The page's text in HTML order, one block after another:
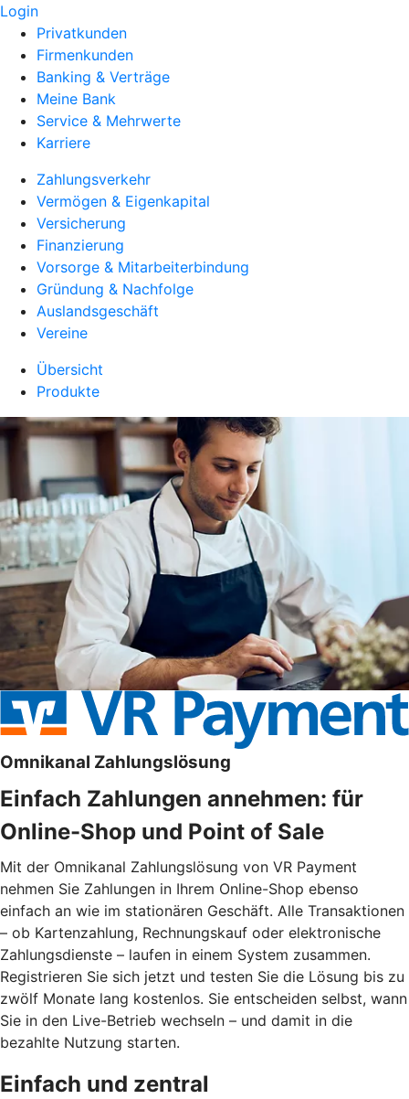
Login
Privatkunden
Firmenkunden
Banking & Verträge
Meine Bank
Service & Mehrwerte
Karriere
Zahlungsverkehr
Vermögen & Eigenkapital
Versicherung
Finanzierung
Vorsorge & Mitarbeiterbindung
Gründung & Nachfolge
Auslandsgeschäft
Vereine
Übersicht
Produkte
Omnikanal Zahlungslösung
Einfach Zahlungen annehmen: für
Online-Shop und Point of Sale
Mit der Omnikanal Zahlungslösung von VR Payment
nehmen Sie Zahlungen in Ihrem Online-Shop ebenso
einfach an wie im stationären Geschäft. Alle Transaktionen
– ob Kartenzahlung, Rechnungskauf oder elektronische
Zahlungsdienste – laufen in einem System zusammen.
Registrieren Sie sich jetzt und testen Sie die Lösung bis zu
zwölf Monate lang kostenlos. Sie entscheiden selbst, wann
Sie in den Live-Betrieb wechseln – und damit in die
bezahlte Nutzung starten.
Einfach und zentral